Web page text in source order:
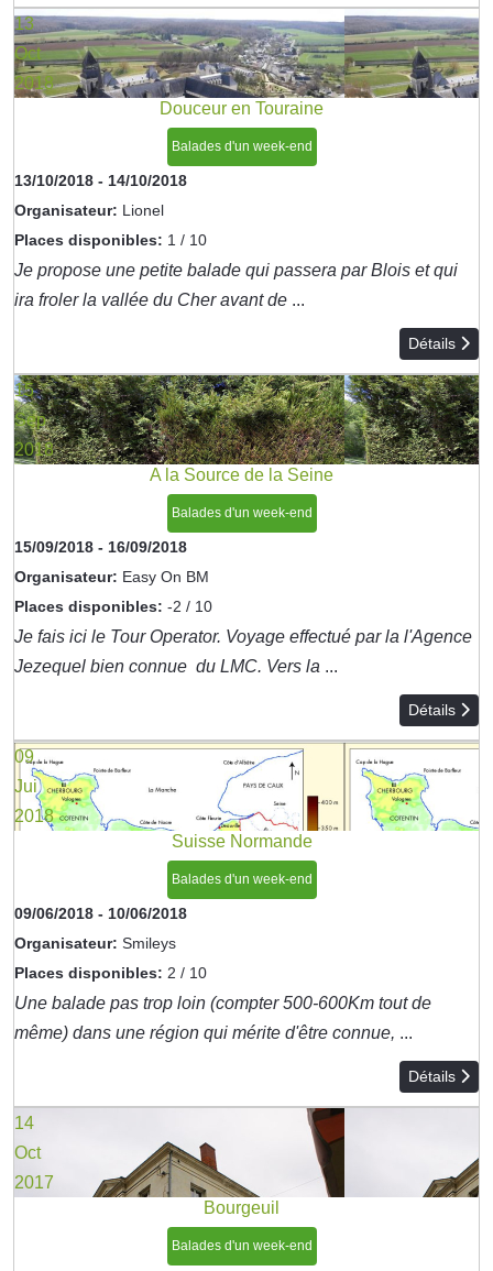
13
Oct
2018
Douceur en Touraine
Balades d'un week-end
13/10/2018 - 14/10/2018
Organisateur: Lionel
Places disponibles: 1 / 10
Je propose une petite balade qui passera par Blois et qui
ira froler la vallée du Cher avant de ...
Détails
15
Sep
2018
A la Source de la Seine
Balades d'un week-end
15/09/2018 - 16/09/2018
Organisateur: Easy On BM
Places disponibles: -2 / 10
Je fais ici le Tour Operator. Voyage effectué par la l'Agence
Jezequel bien connue du LMC. Vers la ...
Détails
09
Jui
2018
Suisse Normande
Balades d'un week-end
09/06/2018 - 10/06/2018
Organisateur: Smileys
Places disponibles: 2 / 10
Une balade pas trop loin (compter 500-600Km tout de
même) dans une région qui mérite d'être connue, ...
Détails
14
Oct
2017
Bourgeuil
Balades d'un week-end